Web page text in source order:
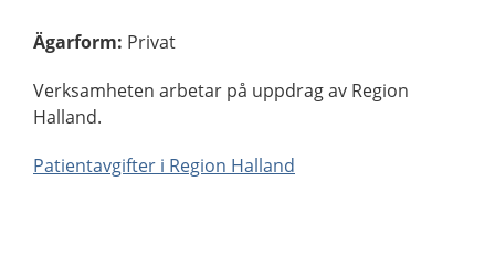
Ägarform: Privat
Verksamheten arbetar på uppdrag av Region
Halland.
Patientavgifter i Region Halland